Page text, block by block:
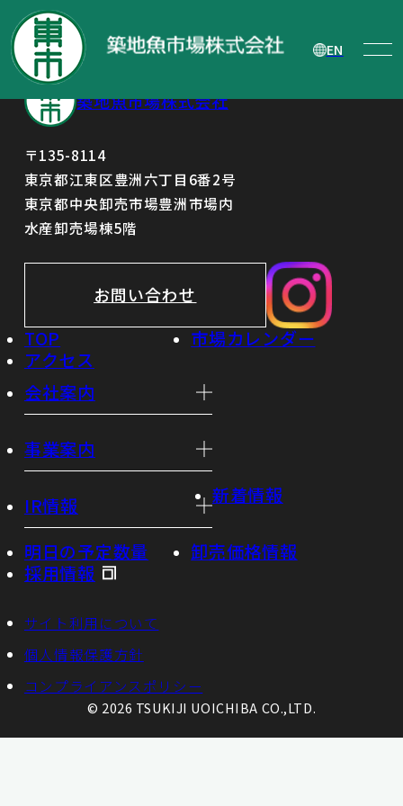
EN
第77回 定時株主総会招集ご通知
築地魚市場株式会社
〒135-8114
東京都江東区豊洲六丁目6番2号
東京都中央卸売市場豊洲市場内
水産卸売場棟5階
お問い合わせ
TOP
市場カレンダー
アクセス
会社案内
事業案内
IR情報 新着情報
明日の予定数量
卸売価格情報
採用情報
サイト利用について
個人情報保護方針
コンプライアンスポリシー
© 2026 TSUKIJI UOICHIBA CO.,LTD.